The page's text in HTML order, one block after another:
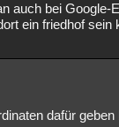
auch bei Google-
ein friedhof sein
dafür geben